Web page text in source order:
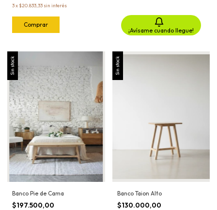
3x $20.833,33 sin interés
¡Avísame cuando llegue!
Sin stock
Banco Pie de Cama
$197.500,00
Sin stock
Banco Taion Alto
$130.000,00